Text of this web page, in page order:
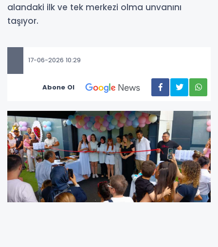
alandaki ilk ve tek merkezi olma unvanını
taşıyor.
17-06-2026 10:29
Abone Ol